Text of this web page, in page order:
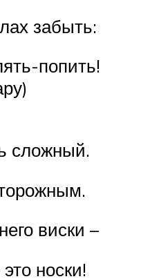
забыть:
попить!
сложный.
виски –
носки!